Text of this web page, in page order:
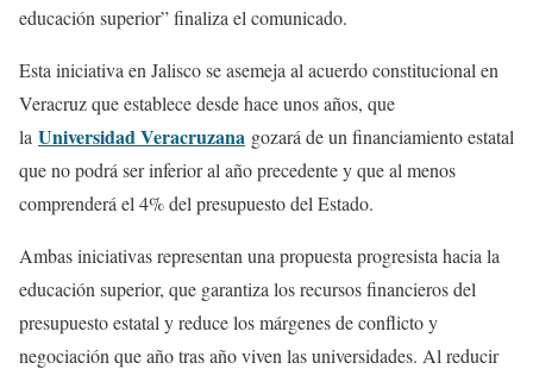
educación superior” finaliza el comunicado.
Esta iniciativa en Jalisco se asemeja al acuerdo constitucional en
Veracruz que establece desde hace unos años, que
la Universidad Veracruzana gozará de un financiamiento estatal
que no podrá ser inferior al año precedente y que al menos
comprenderá el 4% del presupuesto del Estado.
Ambas iniciativas representan una propuesta progresista hacia la
educación superior, que garantiza los recursos financieros del
presupuesto estatal y reduce los márgenes de conflicto y
negociación que año tras año viven las universidades. Al reducir